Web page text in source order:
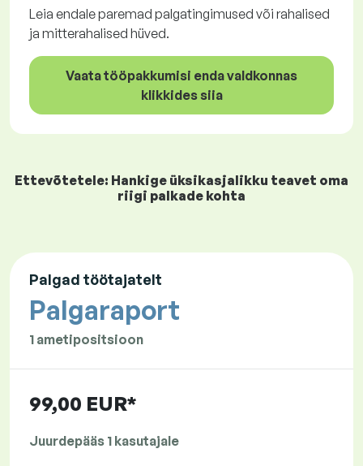
Leia endale paremad palgatingimused või rahalised
ja mitterahalised hüved.
Vaata tööpakkumisi enda valdkonnas
klikkides siia
Ettevõtetele: Hankige üksikasjalikku teavet oma
riigi palkade kohta
Palgad töötajatelt
Palgaraport
1 ametipositsioon
99,00 EUR*
Juurdepääs 1 kasutajale